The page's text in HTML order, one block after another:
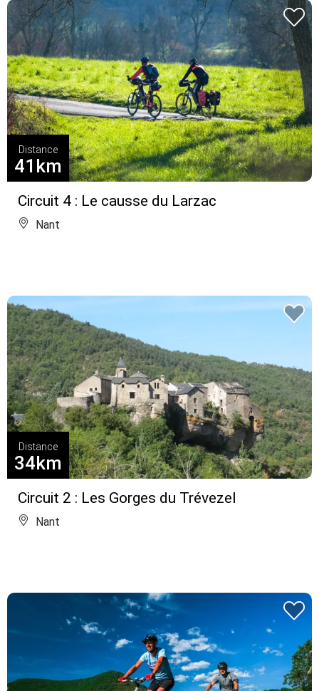
Circuit 4 : Le causse du Larzac
Distance
41km
Nant
Circuit 2 : Les Gorges du Trévezel
Distance
34km
Nant